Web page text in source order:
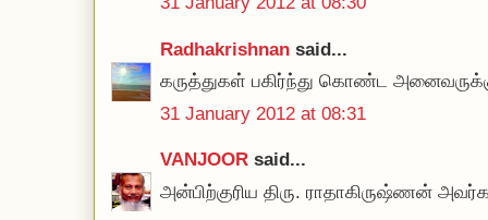
Radhakrishnan said...
கருத்துகள் பகிர்ந்து கொண்ட
31 January 2012 at 08:31
VANJOOR said...
அன்பிற்குரிய திரு. ராதாகிருஷ்ணன்